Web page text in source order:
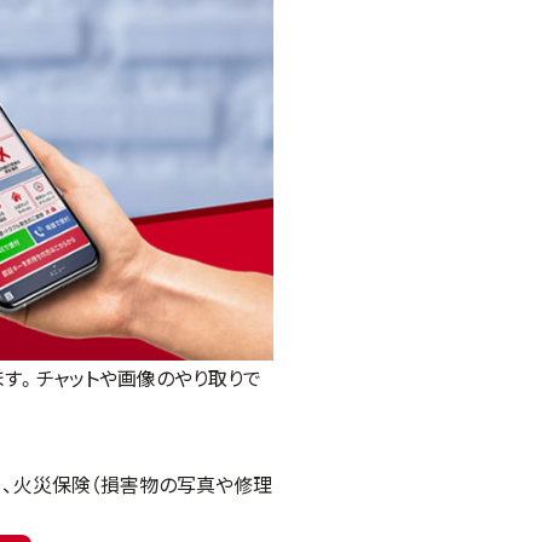
。チャットや画像のやり取りで
火災保険（損害物の写真や修理